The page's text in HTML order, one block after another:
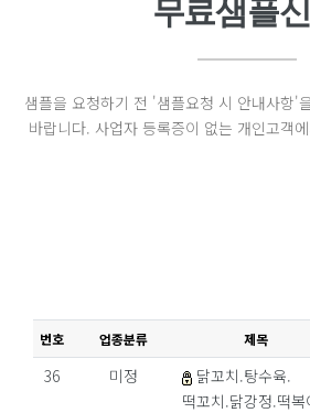
무료샘플
샘플을 요청하기 전 '샘플요청 시 안내사항'
바랍니다. 사업자 등록증이 없는 개인고객
번호 업종분류 제목
36 미정
닭꼬치.탕수육.
떡꼬치.닭강정.떡복